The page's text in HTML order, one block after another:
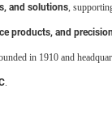
and solutions,
products, and
in 1910 and
.